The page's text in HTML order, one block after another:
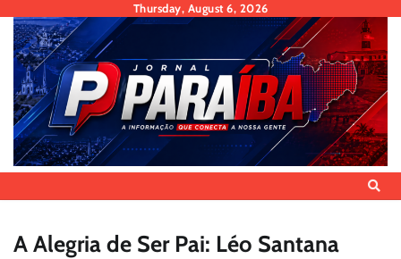
content
Thursday, August 6, 2026
A Alegria de Ser Pai: Léo Santana